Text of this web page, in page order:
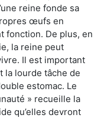
reine fonde sa
œufs en
fonction. De plus, en
la reine peut
Il est important
la lourde tâche de
estomac. Le
» recueille la
qu’elles devront